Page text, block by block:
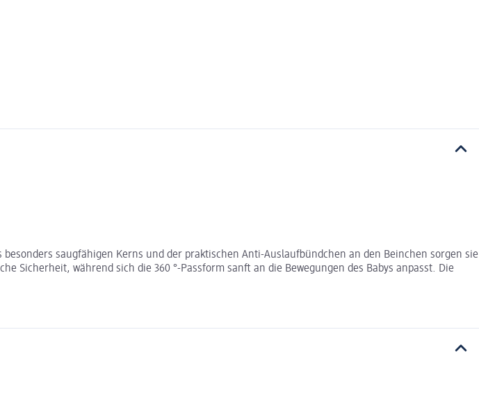
saugfähigen Kerns und der praktischen Anti-Auslaufbündchen an den Beinchen sorgen sie
Sicherheit, während sich die 360 °-Passform sanft an die Bewegungen des Babys anpasst. Die